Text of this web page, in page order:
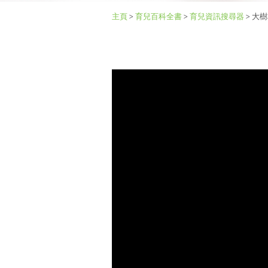
主頁> 育兒百科全書> 育兒資訊搜尋器 > 大